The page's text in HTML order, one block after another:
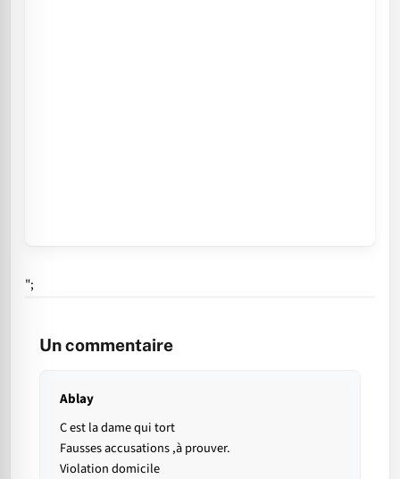
";
Un commentaire
Ablay
C est la dame qui tort
Fausses accusations ,à prouver.
Violation domicile